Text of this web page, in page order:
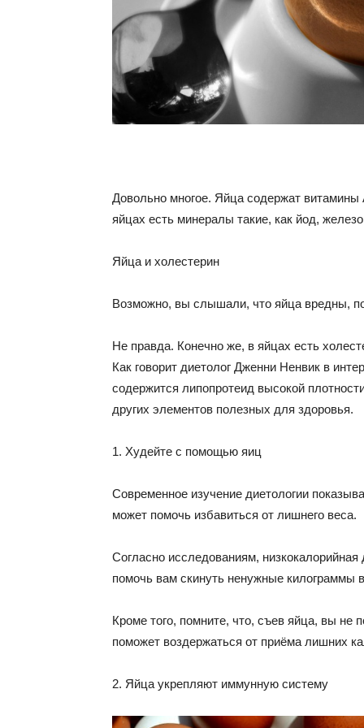
Довольно многое. Яйца содержат
яйцах есть минералы такие, как йод,
Яйца и холестерин
Возможно, вы слышали, что яйца вредны,
Не правда. Конечно же, в яйцах есть
Как говорит диетолог Дженни Ненвик в
содержится липопротеид высокой
других элементов полезных для здоровья.
1. Худейте с помощью яиц
Современное изучение диетологии
может помочь избавиться от лишнего веса.
Согласно исследованиям,
помочь вам скинуть ненужные килограммы
Кроме того, помните, что, съев яйца, вы не
поможет воздержаться от приёма лишних
2. Яйца укрепляют иммунную систему